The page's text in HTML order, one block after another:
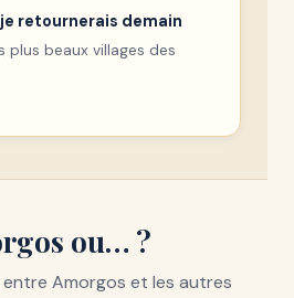
retournerais demain
plus beaux villages des
ou… ?
Amorgos et les autres